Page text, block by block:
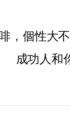
，個性大
成功人和